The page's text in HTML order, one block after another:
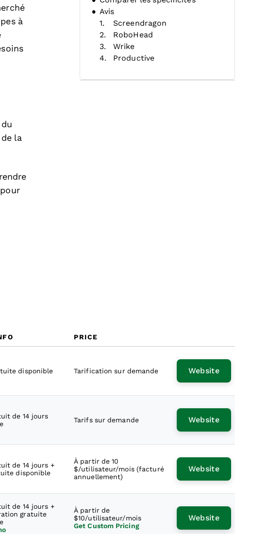
à
la
PRICE
disponible Tarification sur demande Website
de 14 jours
Tarifs sur demande Website
de 14 jours +
disponible
À partir de 10
$/utilisateur/mois (facturé
annuellement)
Website
de 14 jours +
gratuite
À partir de
$10/utilisateur/mois
Get Custom Pricing
Website
Avis
Screendragon
RoboHead
Wrike
Productive
Enji